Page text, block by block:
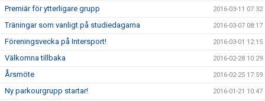
Premiär för ytterligare grupp 2016-03-11 07:32
Träningar som vanligt på studiedagarna 2016-03-07 08:17
Föreningsvecka på Intersport! 2016-03-01 12:15
Välkomna tillbaka 2016-02-28 10:29
Årsmöte 2016-02-25 17:59
Ny parkourgrupp startar! 2016-01-21 10:47